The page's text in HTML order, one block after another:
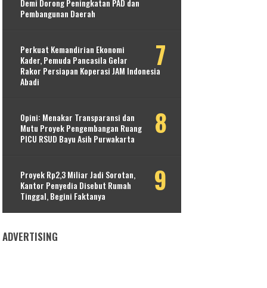
Demi Dorong Peningkatan PAD dan
Pembangunan Daerah
Perkuat Kemandirian Ekonomi
Kader, Pemuda Pancasila Gelar
Rakor Persiapan Koperasi JAM Indonesia
Abadi
Opini: Menakar Transparansi dan
Mutu Proyek Pengembangan Ruang
PICU RSUD Bayu Asih Purwakarta
Proyek Rp2,3 Miliar Jadi Sorotan,
Kantor Penyedia Disebut Rumah
Tinggal, Begini Faktanya
ADVERTISING